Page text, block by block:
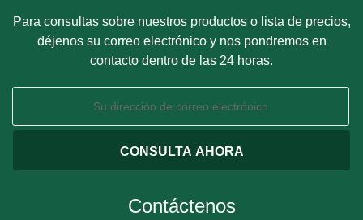
Para consultas sobre nuestros productos o lista de precios,
déjenos su correo electrónico y nos pondremos en
contacto dentro de las 24 horas.
Contáctenos